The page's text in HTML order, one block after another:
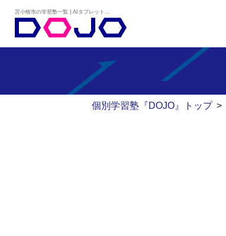
個別学習塾『DOJO』トップ >